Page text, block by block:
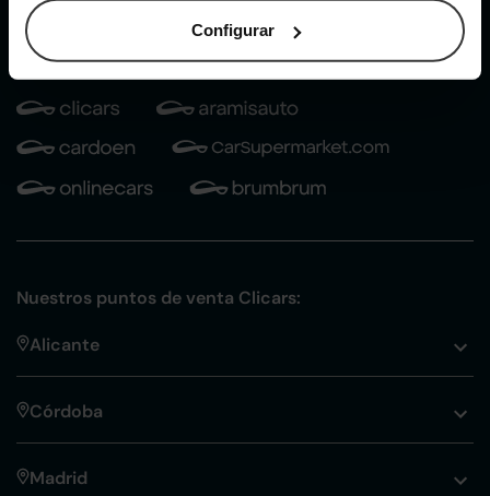
Configurar
Con sede en: España, Francia, Bélgica, Reino Unido, Austria
e Italia.
¡Vendemos 1 coche por minuto!
Nuestros puntos de venta Clicars:
Alicante
Córdoba
Madrid